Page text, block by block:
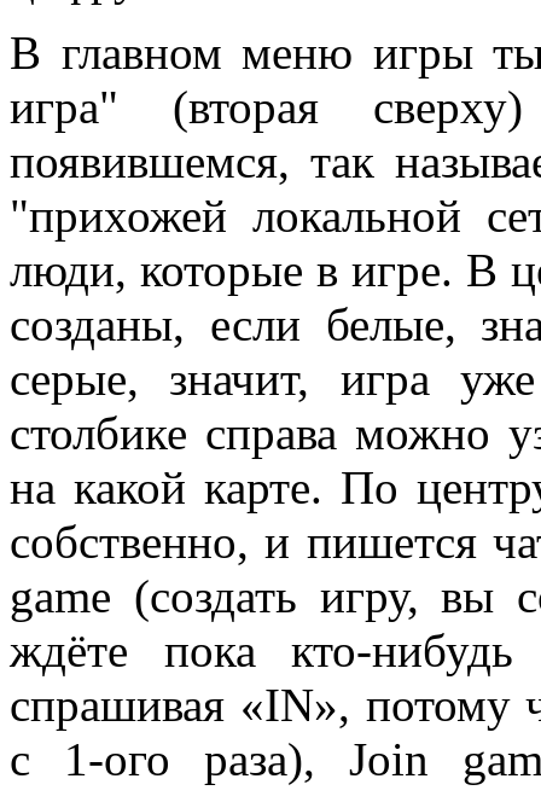
В главном меню игры
игра" (вторая
появившемся, так
"прихожей локальной
люди, которые в игре. В
созданы, если белые,
серые, значит, игра
столбике справа можно
на какой карте. По
собственно, и пишется
game (создать игру, вы
ждёте пока кто-
спрашивая «IN», потому
с 1-ого раза), Join